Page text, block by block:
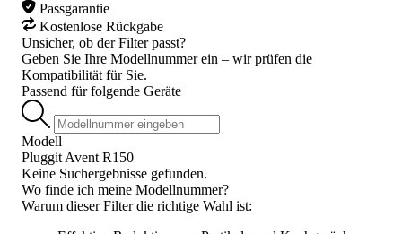
Passgarantie
Kostenlose Rückgabe
Unsicher, ob der Filter passt?
Geben Sie Ihre Modellnummer ein – wir prüfen die
Kompatibilität für Sie.
Passend für folgende Geräte
Modell
Pluggit Avent R150
Keine Suchergebnisse gefunden.
Wo finde ich meine Modellnummer?
Warum dieser Filter die richtige Wahl ist: